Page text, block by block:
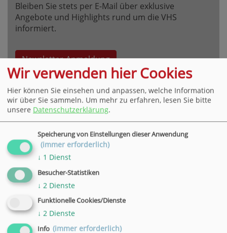
Bleiben Sie stets per E-Mail über exklusive
Angebote und Highlights rund um die VHS
informiert.
Newsletter-Anmeldung
VHS Hauptgeschäftsstelle Göttingen
Bahnhofsallee 7, 37081 Göttingen
Tel. +49 551 4952-0,
» weitere Informationen
VHS Geschäftsstelle in Hann. Münden
Wilhelmshäuser Straße 90, 34346 Hann. Münden
Tel. +49 5541 9548360,E-Mail
Wir verwenden hier Cookies
Hier können Sie einsehen und anpassen, welche Information
wir über Sie sammeln. Um mehr zu erfahren, lesen Sie bitte
unsere Datenschutzerklärung.
Speicherung von Einstellungen dieser Anwendung
(immer erforderlich)
↓ 1 Dienst
Besucher-Statistiken
↓ 2 Dienste
Funktionelle Cookies/Dienste
↓ 2 Dienste
Info (immer erforderlich)